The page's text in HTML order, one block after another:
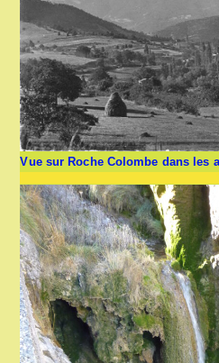
Vue sur Roche Colombe dans les